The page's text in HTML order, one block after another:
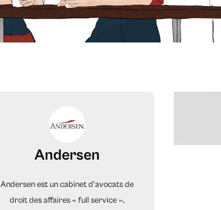
Andersen
Andersen est un cabinet d’avocats de
droit des affaires « full service »,